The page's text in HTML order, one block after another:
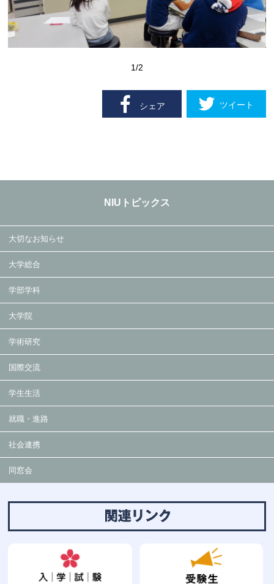
1/2
シェア ツイート
NIUトピックス
大切なお知らせ
大学総合
学部学科
大学院
学術研究
国際交流
学生生活
就職・進路
社会連携
同窓会